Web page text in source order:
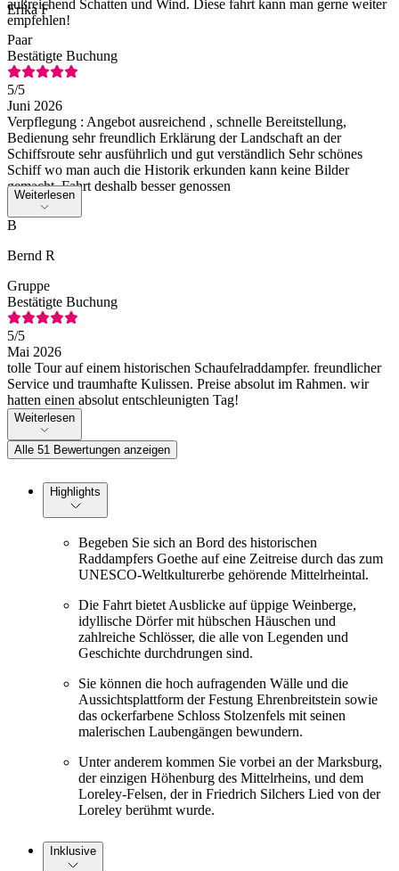
außreichend Schatten und Wind. Diese fahrt kann man gerne weiter
empfehlen!
Erika F
Paar
Bestätigte Buchung
5/5
Juni 2026
Verpflegung : Angebot ausreichend , schnelle Bereitstellung,
Bedienung sehr freundlich Erklärung der Landschaft an der
Schiffsroute sehr ausführlich und gut verständlich Sehr schönes
Schiff wo man auch die Historik erkunden kann keine Bilder
gemacht, Fahrt deshalb besser genossen
Weiterlesen
B
Bernd R
Gruppe
Bestätigte Buchung
5/5
Mai 2026
tolle Tour auf einem historischen Schaufelraddampfer. freundlicher
Service und traumhafte Kulissen. Preise absolut im Rahmen. wir
hatten einen absolut entschleunigten Tag!
Weiterlesen
Alle 51 Bewertungen anzeigen
Highlights
Begeben Sie sich an Bord des historischen
Raddampfers Goethe auf eine Zeitreise durch das zum
UNESCO-Weltkulturerbe gehörende Mittelrheintal.
Die Fahrt bietet Ausblicke auf üppige Weinberge,
idyllische Dörfer mit hübschen Häuschen und
zahlreiche Schlösser, die alle von Legenden und
Geschichte durchdrungen sind.
Sie können die hoch aufragenden Wälle und die
Aussichtsplattform der Festung Ehrenbreitstein sowie
das ockerfarbene Schloss Stolzenfels mit seinen
malerischen Laubengängen bewundern.
Unter anderem kommen Sie vorbei an der Marksburg,
der einzigen Höhenburg des Mittelrheins, und dem
Loreley-Felsen, der in Friedrich Silchers Lied von der
Loreley berühmt wurde.
Inklusive